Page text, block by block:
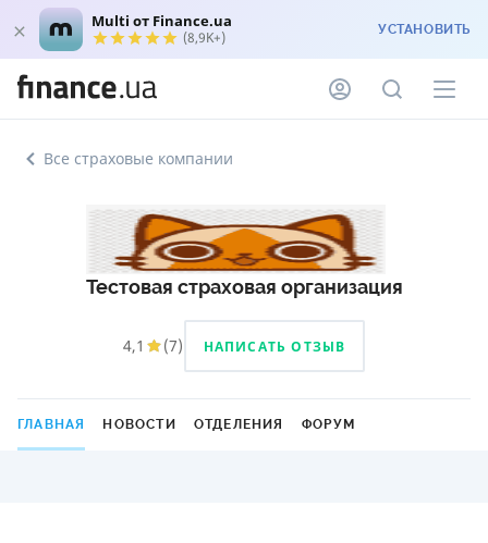
Multi от Finance.ua
(8,9K+) УСТАНОВИТЬ
Все страховые компании
Тестовая страховая организация
4,1 (7) НАПИСАТЬ ОТЗЫВ
ГЛАВНАЯ НОВОСТИ ОТДЕЛЕНИЯ ФОРУМ